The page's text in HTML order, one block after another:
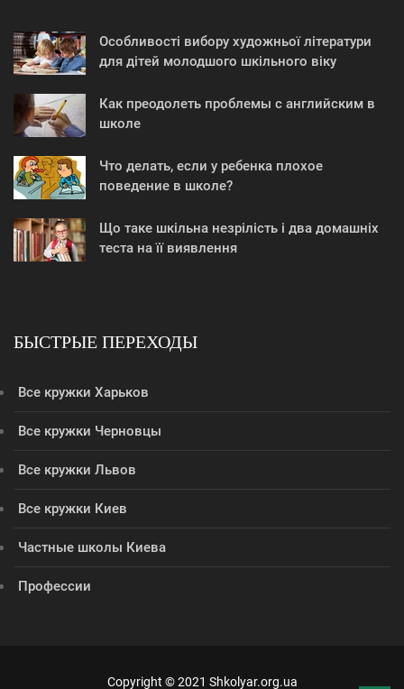
Особливості вибору художньої літератури
для дітей молодшого шкільного віку
Как преодолеть проблемы с английским в
школе
Что делать, если у ребенка плохое
поведение в школе?
Що таке шкільна незрілість і два домашніх
теста на її виявлення
БЫСТРЫЕ ПЕРЕХОДЫ
Все кружки Харьков
Все кружки Черновцы
Все кружки Львов
Все кружки Киев
Частные школы Киева
Профессии
Copyright © 2021 Shkolyar.org.ua